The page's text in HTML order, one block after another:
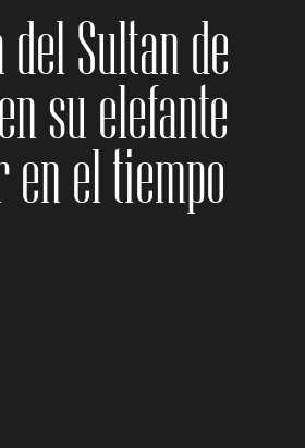
Sultan de
su elefante
el tiempo